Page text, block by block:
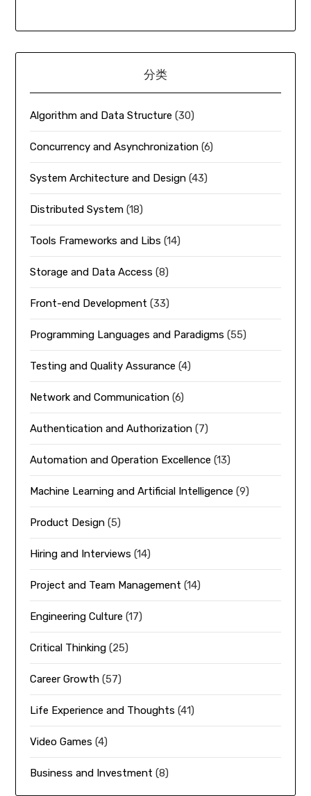
分类
Algorithm and Data Structure (30)
Concurrency and Asynchronization (6)
System Architecture and Design (43)
Distributed System (18)
Tools Frameworks and Libs (14)
Storage and Data Access (8)
Front-end Development (33)
Programming Languages and Paradigms (55)
Testing and Quality Assurance (4)
Network and Communication (6)
Authentication and Authorization (7)
Automation and Operation Excellence (13)
Machine Learning and Artificial Intelligence (9)
Product Design (5)
Hiring and Interviews (14)
Project and Team Management (14)
Engineering Culture (17)
Critical Thinking (25)
Career Growth (57)
Life Experience and Thoughts (41)
Video Games (4)
Business and Investment (8)